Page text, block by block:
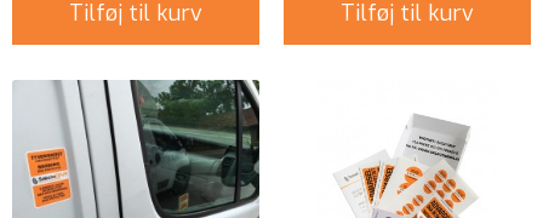
Tilføj til kurv Tilføj til kurv